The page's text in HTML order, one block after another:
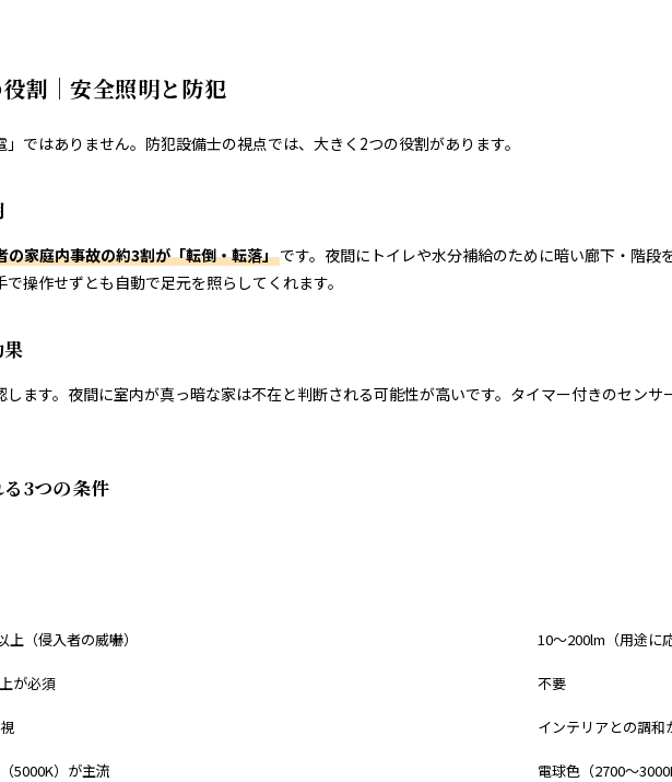
割｜安全照明と防犯
ではありません。防犯設備士の視点では、大きく2つの役割があります。
の家庭内事故の約3割が「転倒・転落」です。夜間にトイレや水分補給のために暗い廊下・階
操作せずとも自動で足元を照らしてくれます。
ます。夜間に室内が真っ暗な家は不在と判断される可能性が高いです。タイマー付きのセンサ
3つの条件
上（侵入者の威嚇） 10〜200lm（用途に
が必須 不要
インテリアとの調和
5000K）が主流 電球色（2700〜